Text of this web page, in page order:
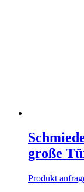
große
Produkt